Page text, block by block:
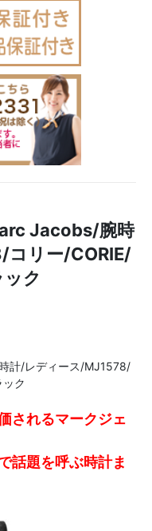
Jacobs/腕時
リー/CORIE/
ク
計/レディース/MJ1578/
ク
されるマークジェ
話題を呼ぶ時計ま